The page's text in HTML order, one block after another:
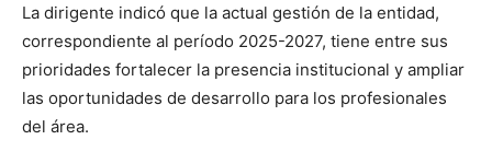
La dirigente indicó que la actual gestión de la entidad,
correspondiente al período 2025-2027, tiene entre sus
prioridades fortalecer la presencia institucional y ampliar
las oportunidades de desarrollo para los profesionales
del área.